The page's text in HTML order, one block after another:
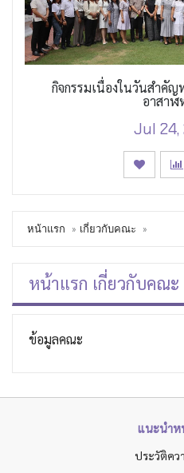
กิจกรรมเนื่องในวันสำคั
อาสาฬ
Jul 24,
หน้าแรก เกี่ยวกับคณะ
หน้าแรก เกี่ยวกับคณะ
ข้อมูลคณะ
แนะนำห
ประวัติคว